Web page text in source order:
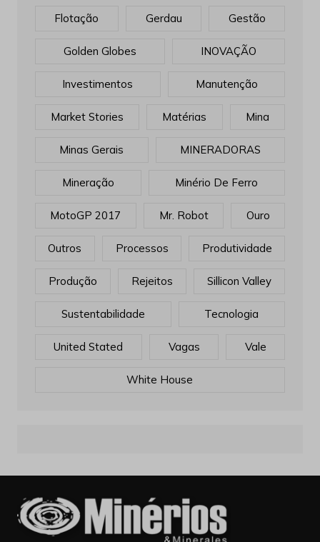
Flotação Gerdau Gestão
Golden Globes INOVAÇÃO
Investimentos Manutenção
Market Stories Matérias Mina
Minas Gerais MINERADORAS
Mineração Minério De Ferro
MotoGP 2017 Mr. Robot Ouro
Outros Processos Produtividade
Produção Rejeitos Sillicon Valley
Sustentabilidade Tecnologia
United Stated Vagas Vale
White House